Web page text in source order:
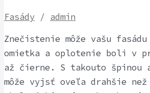
Fasády / admin
Znečistenie môže vašu
omietka a oplotenie boli v
až čierne. S takouto špinou
môže vyjsť oveľa drahšie